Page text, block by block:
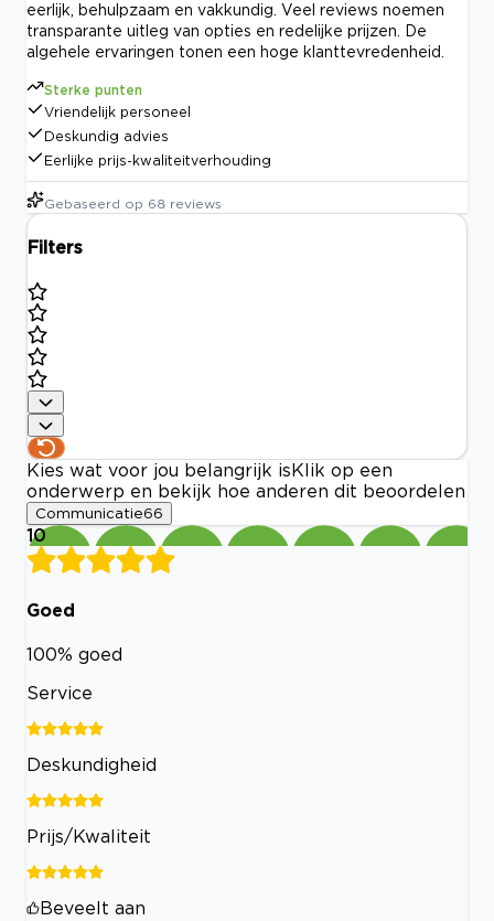
eerlijk, behulpzaam en vakkundig. Veel reviews noemen
transparante uitleg van opties en redelijke prijzen. De
algehele ervaringen tonen een hoge klanttevredenheid.
Sterke punten
Vriendelijk personeel
Deskundig advies
Eerlijke prijs-kwaliteitverhouding
Gebaseerd op 68 reviews
Filters
Kies wat voor jou belangrijk is Klik op een
onderwerp en bekijk hoe anderen dit beoordelen
Communicatie66
10
Goed
100% goed
Service
Deskundigheid
Prijs/Kwaliteit
Beveelt aan